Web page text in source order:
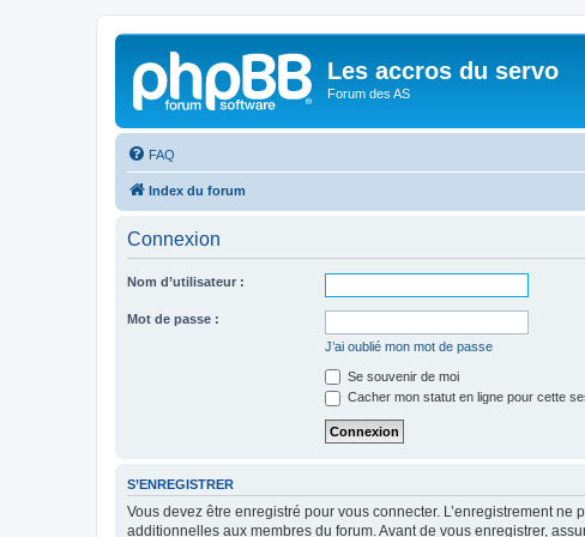
Les accros du servo
Forum des AS
FAQ
Index du forum
Connexion
Nom d’utilisateur :
Mot de passe :
J’ai oublié mon mot de passe
Se souvenir de moi
Cacher mon statut en ligne pour cette
S’ENREGISTRER
Vous devez être enregistré pour vous connecter. L’enregistrement
additionnelles aux membres du forum. Avant de vous enregistrer,